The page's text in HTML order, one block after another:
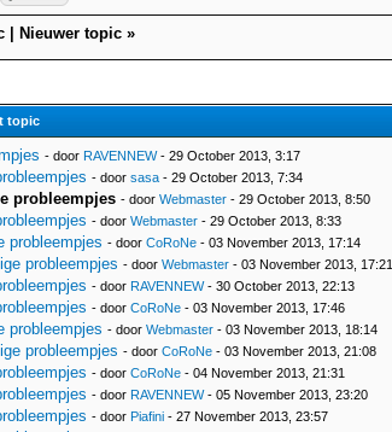
Nieuwer topic »
topic
- door RAVENNEW- 29 October 2013, 3:17
- door sasa - 29 October 2013, 7:34
probleempjes - door Webmaster - 29 October 2013, 8:50
- door Webmaster - 29 October 2013, 8:33
probleempjes - door CoRoNe - 03 November 2013, 17:14
probleempjes - door Webmaster - 03 November 2013, 17:21
- door RAVENNEW- 30 October 2013, 22:13
- door CoRoNe - 03 November 2013, 17:46
probleempjes - door Webmaster - 03 November 2013, 18:14
probleempjes - door CoRoNe - 03 November 2013, 21:08
- door CoRoNe - 04 November 2013, 21:31
- door RAVENNEW- 05 November 2013, 23:20
- door Piafini - 27 November 2013, 23:57